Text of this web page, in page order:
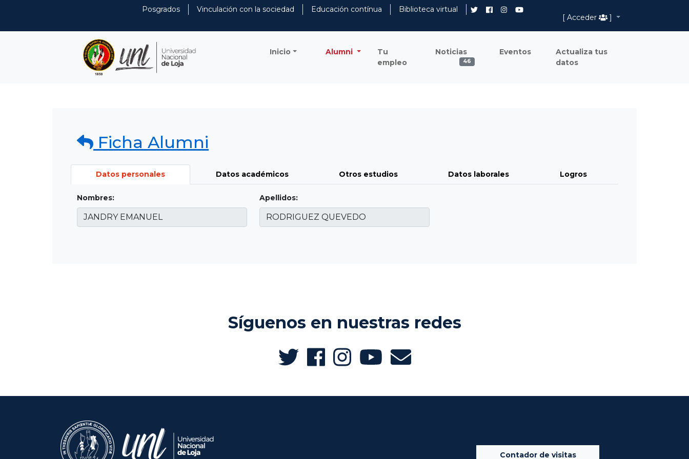
Posgrados Vinculación con la sociedad Educación contínua
Biblioteca virtual
[ Acceder
]
Inicio Alumni
Tu
empleo
Noticias
46
Eventos
Actualiza tus
datos
Ficha Alumni
Datos personales Datos académicos Otros estudios Datos laborales Logros
Nombres: Apellidos:
Síguenos en nuestras redes
Contador de visitas